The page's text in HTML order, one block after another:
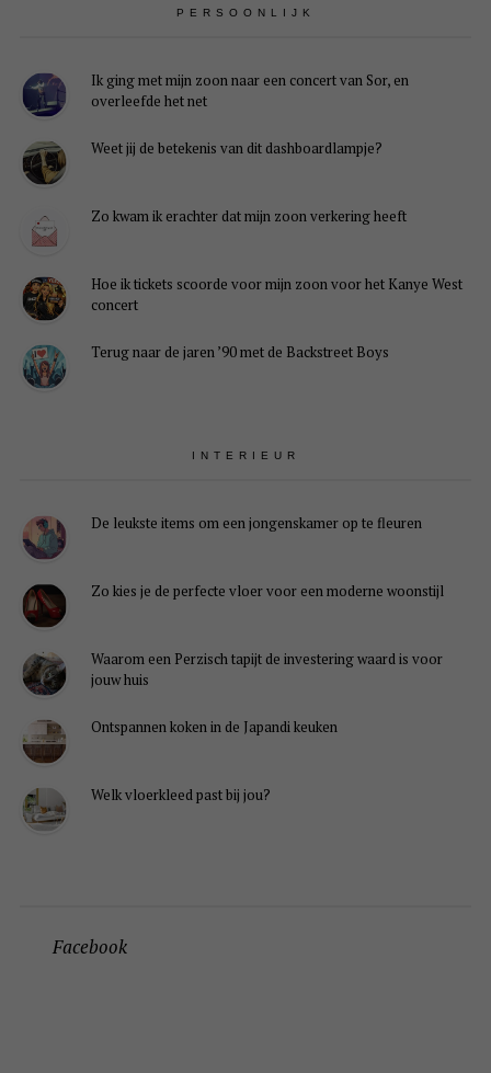
PERSOONLIJK
Ik ging met mijn zoon naar een concert van Sor, en
overleefde het net
Weet jij de betekenis van dit dashboardlampje?
Zo kwam ik erachter dat mijn zoon verkering heeft
Hoe ik tickets scoorde voor mijn zoon voor het Kanye West
concert
Terug naar de jaren ’90 met de Backstreet Boys
INTERIEUR
De leukste items om een jongenskamer op te fleuren
Zo kies je de perfecte vloer voor een moderne woonstijl
Waarom een Perzisch tapijt de investering waard is voor
jouw huis
Ontspannen koken in de Japandi keuken
Welk vloerkleed past bij jou?
Facebook